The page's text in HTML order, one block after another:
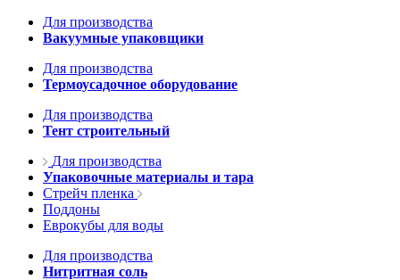
Для производства
Вакуумные упаковщики
Для производства
Термоусадочное оборудование
Для производства
Тент строительный
Для производства
Упаковочные материалы и тара
Стрейч пленка
Поддоны
Еврокубы для воды
Для производства
Нитритная соль